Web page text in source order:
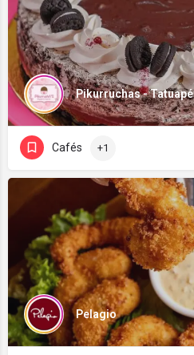
Pikurruchas - Tatuapé
Cafés +1
Pelagio